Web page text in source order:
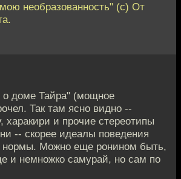
необразованность" (с) От
о доме Тайра" (мощное
Так там ясно видно --
харакири и прочие стереотипы
-- скорее идеалы поведения
нормы. Можно еще ронином быть,
и немножко самурай, но сам по